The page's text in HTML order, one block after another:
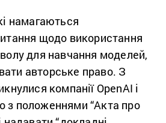
намагаються
щодо використання
для навчання моделей,
авторське право. З
компанії OpenAI і
з положеннями “Акта про